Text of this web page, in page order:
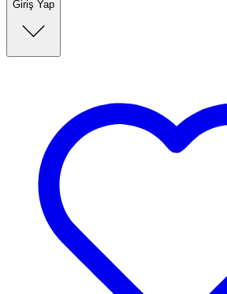
Giriş Yap